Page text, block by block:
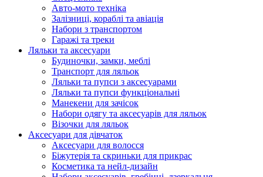
Авто-мото техніка
Залізниці, кораблі та авіація
Набори з транспортом
Гаражі та треки
Ляльки та аксесуари
Будиночки, замки, меблі
Транспорт для ляльок
Ляльки та пупси з аксесуарами
Ляльки та пупси функціональні
Манекени для зачісок
Набори одягу та аксесуарів для ляльок
Візочки для ляльок
Аксесуари для дівчаток
Аксесуари для волосся
Біжутерія та скриньки для прикрас
Косметика та нейл-дизайн